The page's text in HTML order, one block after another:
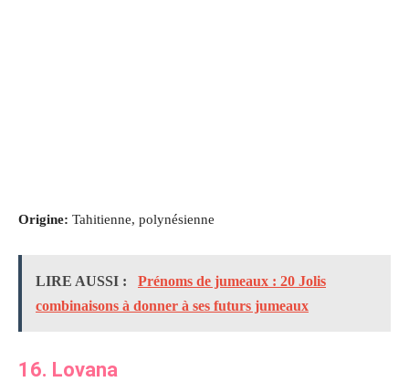
Origine: Tahitienne, polynésienne
LIRE AUSSI :
Prénoms de jumeaux : 20 Jolis
combinaisons à donner à ses futurs jumeaux
16. Lovana